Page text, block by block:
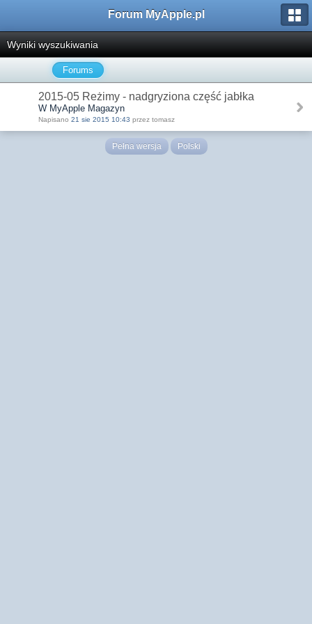
Forum MyApple.pl
Wyniki wyszukiwania
Forums
2015-05 Reżimy - nadgryziona część jabłka
W MyApple Magazyn
Napisano 21 sie 2015 10:43 przez tomasz
Pełna wersja Polski